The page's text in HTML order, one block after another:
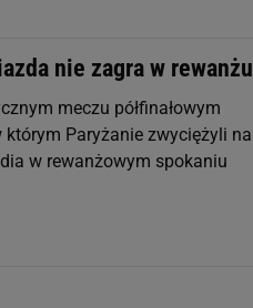
nie zagra w rewanżu
meczu półfinałowym
Paryżanie zwyciężyli na
w rewanżowym spokaniu